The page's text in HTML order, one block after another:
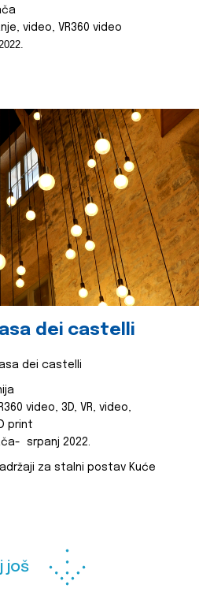
video, VR360 video
dei castelli
dei castelli
video, 3D, VR, video,
print
srpanj 2022.
za stalni postav Kuće
još